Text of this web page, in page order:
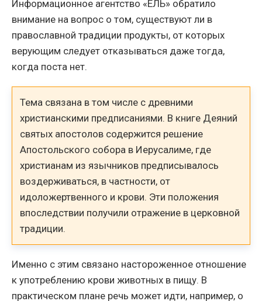
Информационное агентство «ЕЛЬ» обратило
внимание на вопрос о том, существуют ли в
православной традиции продукты, от которых
верующим следует отказываться даже тогда,
когда поста нет.
Тема связана в том числе с древними
христианскими предписаниями. В книге Деяний
святых апостолов содержится решение
Апостольского собора в Иерусалиме, где
христианам из язычников предписывалось
воздерживаться, в частности, от
идоложертвенного и крови. Эти положения
впоследствии получили отражение в церковной
традиции.
Именно с этим связано настороженное отношение
к употреблению крови животных в пищу. В
практическом плане речь может идти, например, о